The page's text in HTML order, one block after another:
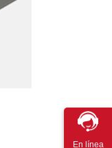
En línea